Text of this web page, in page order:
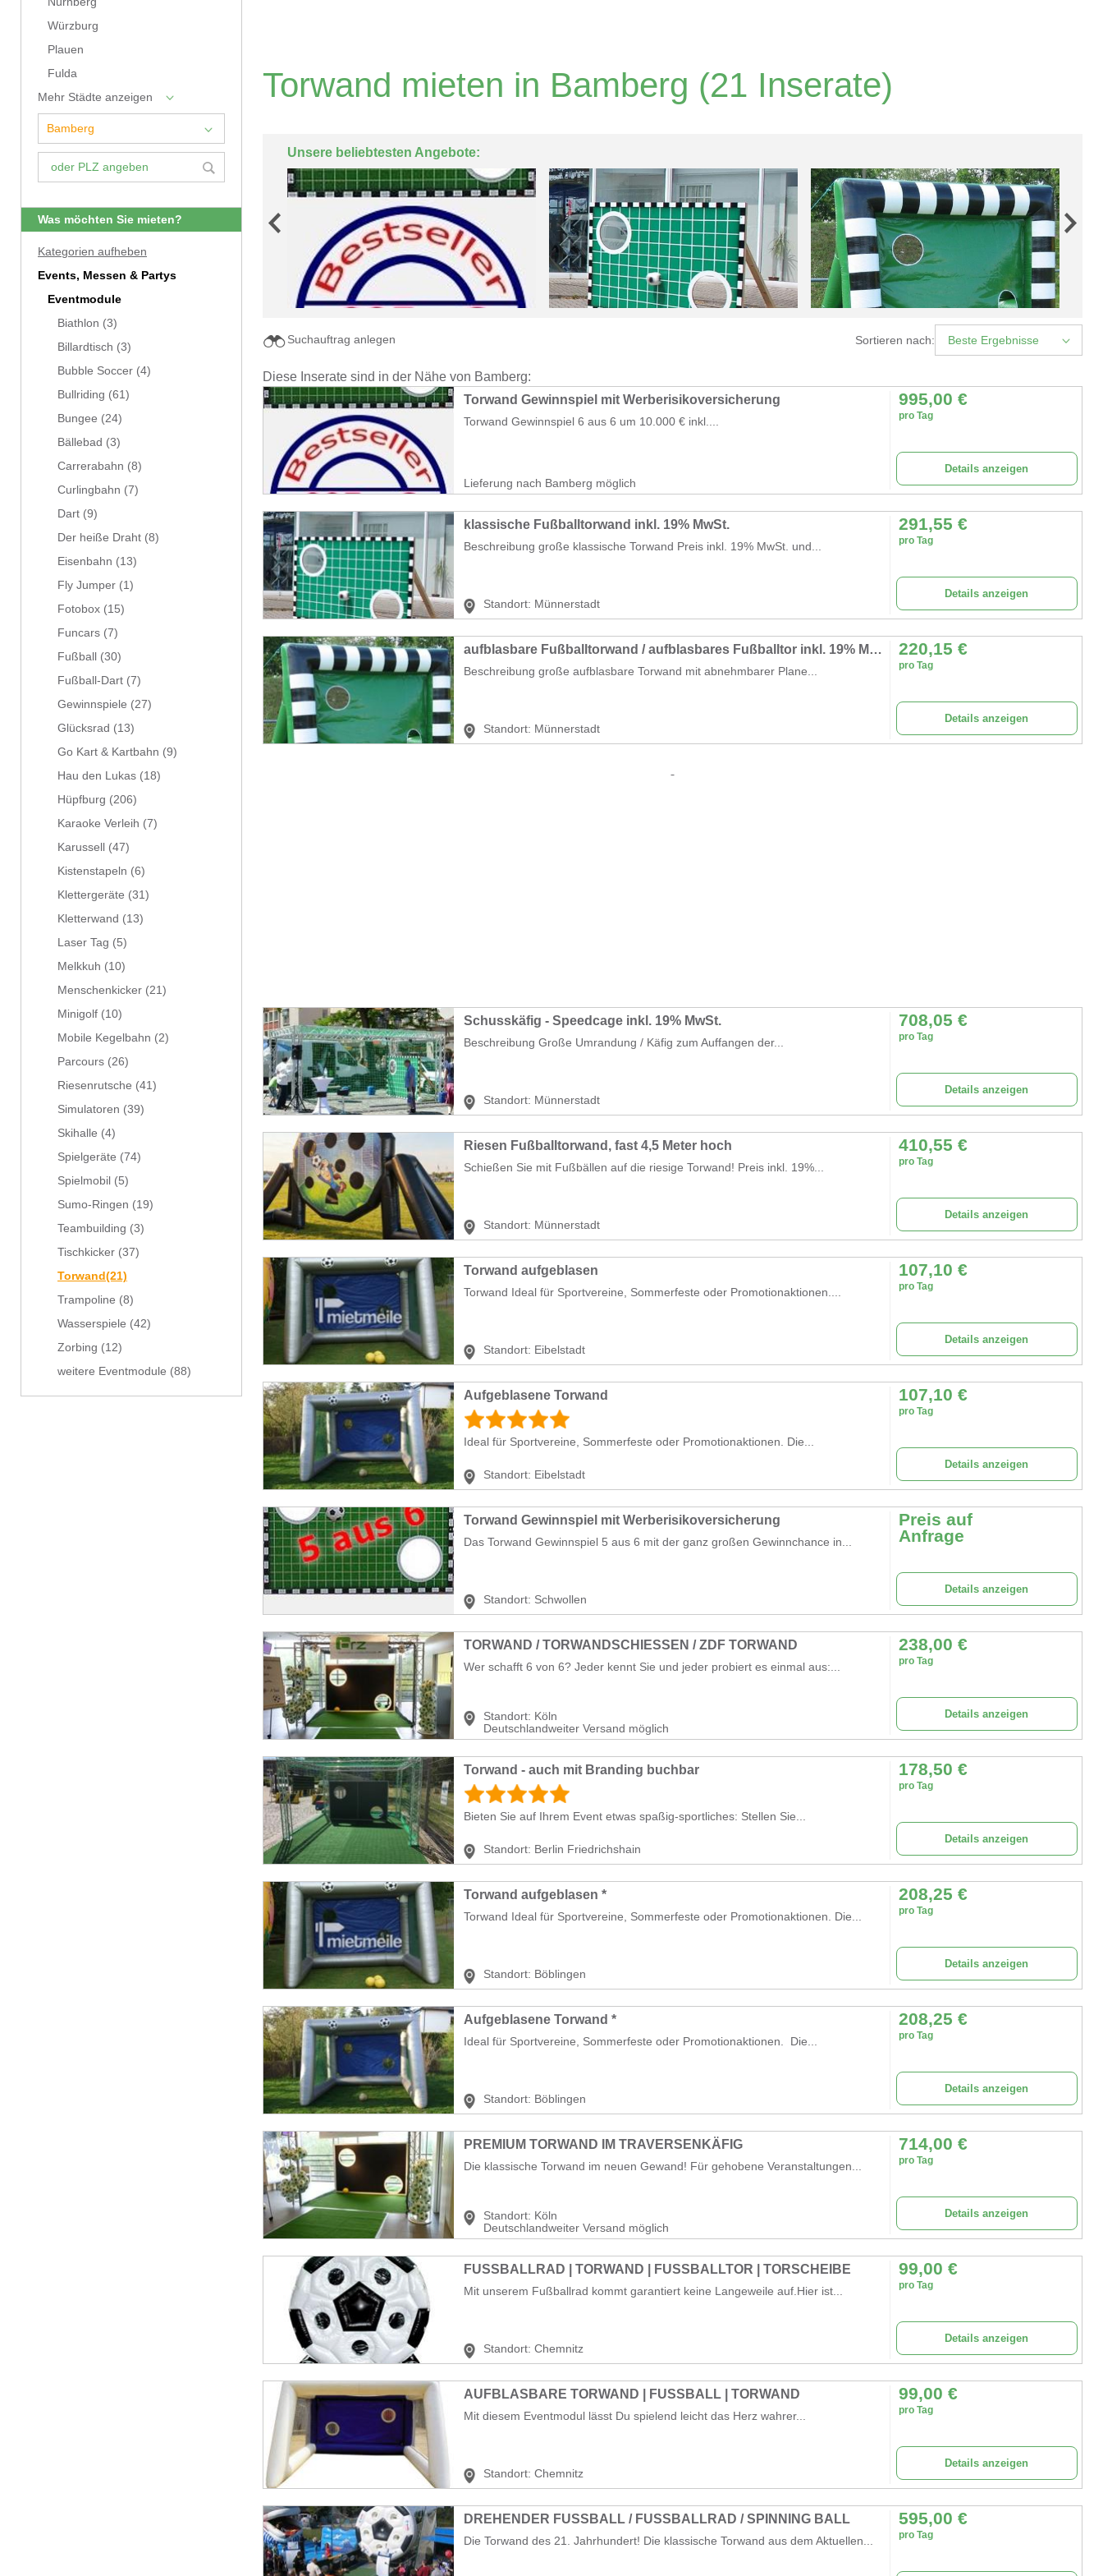
Würzburg
Plauen
Fulda
Mehr Städte anzeigen
Was möchten Sie mieten?
Kategorien aufheben
Events, Messen & Partys
Eventmodule
Biathlon (3)
Billardtisch (3)
Bubble Soccer (4)
Bullriding (61)
Bungee (24)
Bällebad (3)
Carrerabahn (8)
Curlingbahn (7)
Dart (9)
Der heiße Draht (8)
Eisenbahn (13)
Fly Jumper (1)
Fotobox (15)
Funcars (7)
Fußball
(30)
Fußball-Dart (7)
Gewinnspiele (27)
Glücksrad (13)
Go Kart & Kartbahn (9)
Hau den Lukas (18)
Hüpfburg (206)
Karaoke Verleih (7)
Karussell
(47)
Kistenstapeln (6)
Klettergeräte (31)
Kletterwand (13)
Laser Tag (5)
Melkkuh (10)
Menschenkicker (21)
Minigolf (10)
Mobile Kegelbahn (2)
Parcours (26)
Riesenrutsche (41)
Simulatoren (39)
Skihalle (4)
Spielgeräte (74)
Spielmobil (5)
Sumo-Ringen (19)
Teambuilding (3)
Tischkicker (37)
Torwand (21)
Trampoline (8)
Wasserspiele (42)
Zorbing (12)
weitere Eventmodule (88)
Torwand mieten in Bamberg (21 Inserate)
Unsere beliebtesten Angebote:
Sortieren nach: Beste Ergebnisse
Suchauftrag anlegen
Diese Inserate sind in der Nähe von Bamberg:
Torwand Gewinnspiel mit Werberisikoversicherung
Torwand Gewinnspiel 6 aus 6 um 10.000 € inkl....
Lieferung nach Bamberg möglich
995,00 €
pro Tag
Details anzeigen
klassische Fußballtorwand inkl. 19% MwSt.
Beschreibung große klassische Torwand Preis inkl. 19% MwSt. und...
Standort: Münnerstadt
291,55 €
pro Tag
Details anzeigen
aufblasbare Fußballtorwand / aufblasbares Fußballtor inkl. 19% MwSt.
Beschreibung große aufblasbare Torwand mit abnehmbarer Plane...
Standort: Münnerstadt
220,15 €
pro Tag
Details anzeigen
Schusskäfig - Speedcage inkl. 19% MwSt.
Beschreibung Große Umrandung / Käfig zum Auffangen der...
Standort: Münnerstadt
708,05 €
pro Tag
Details anzeigen
Riesen Fußballtorwand, fast 4,5 Meter hoch
Schießen Sie mit Fußbällen auf die riesige Torwand! Preis inkl. 19%...
Standort: Münnerstadt
410,55 €
pro Tag
Details anzeigen
Torwand aufgeblasen
Torwand Ideal für Sportvereine, Sommerfeste oder Promotionaktionen....
Standort: Eibelstadt
107,10 €
pro Tag
Details anzeigen
Aufgeblasene Torwand
Ideal für Sportvereine, Sommerfeste oder Promotionaktionen. Die...
Standort: Eibelstadt
107,10 €
pro Tag
Details anzeigen
Torwand Gewinnspiel mit Werberisikoversicherung
Das Torwand Gewinnspiel 5 aus 6 mit der ganz großen Gewinnchance in...
Standort: Schwollen
Preis auf
Anfrage
Details anzeigen
TORWAND / TORWANDSCHIESSEN / ZDF TORWAND
Wer schafft 6 von 6? Jeder kennt Sie und jeder probiert es einmal aus:...
Standort: Köln
Deutschlandweiter Versand möglich
238,00 €
pro Tag
Details anzeigen
Torwand - auch mit Branding buchbar
Bieten Sie auf Ihrem Event etwas spaßig-sportliches: Stellen Sie...
Standort: Berlin Friedrichshain
178,50 €
pro Tag
Details anzeigen
Torwand aufgeblasen *
Torwand Ideal für Sportvereine, Sommerfeste oder Promotionaktionen. Die...
Standort: Böblingen
208,25 €
pro Tag
Details anzeigen
Aufgeblasene Torwand *
Ideal für Sportvereine, Sommerfeste oder Promotionaktionen. Die...
Standort: Böblingen
208,25 €
pro Tag
Details anzeigen
PREMIUM TORWAND IM TRAVERSENKÄFIG
Die klassische Torwand im neuen Gewand! Für gehobene Veranstaltungen...
Standort: Köln
Deutschlandweiter Versand möglich
714,00 €
pro Tag
Details anzeigen
FUSSBALLRAD | TORWAND | FUSSBALLTOR | TORSCHEIBE
Mit unserem Fußballrad kommt garantiert keine Langeweile auf.Hier ist...
Standort: Chemnitz
99,00 €
pro Tag
Details anzeigen
AUFBLASBARE TORWAND | FUSSBALL | TORWAND
Mit diesem Eventmodul lässt Du spielend leicht das Herz wahrer...
Standort: Chemnitz
99,00 €
pro Tag
Details anzeigen
DREHENDER FUSSBALL / FUSSBALLRAD / SPINNING BALL
Die Torwand des 21. Jahrhundert! Die klassische Torwand aus dem Aktuellen...
595,00 €
pro Tag